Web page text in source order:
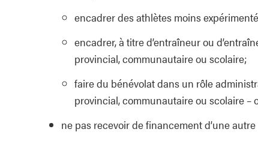
encadrer des athlètes moins
encadrer, à titre d’entraîneur ou
provincial, communautaire ou scolaire;
faire du bénévolat dans un rôle
provincial, communautaire ou scolaire –
ne pas recevoir de financement d’une